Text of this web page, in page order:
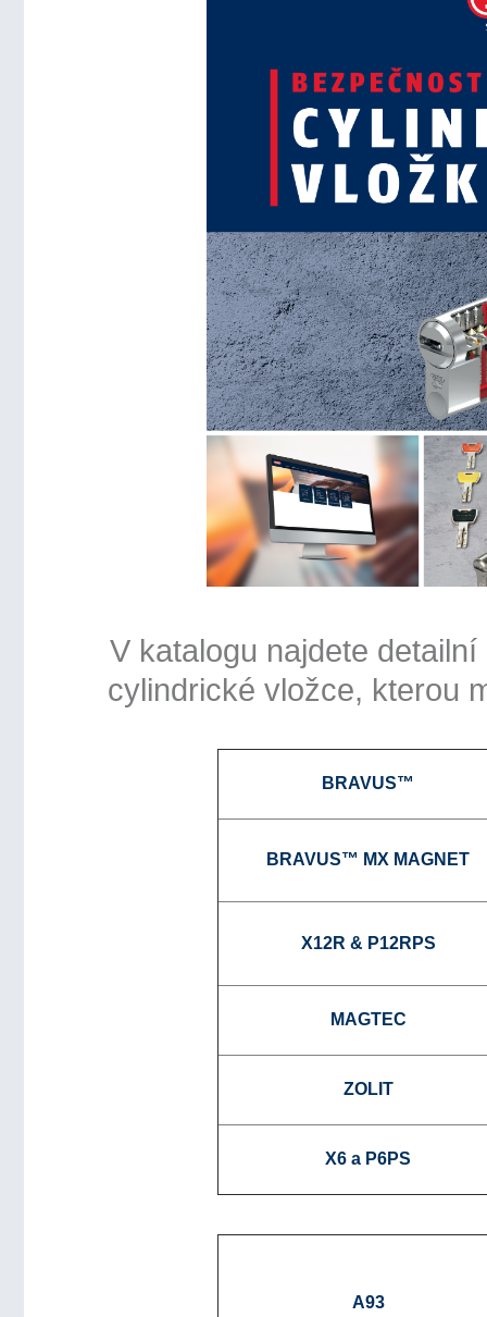
V katalogu najdete
cylindrické vložce, kterou
BRAVUS™
BRAVUS™ MX MAGNET
X12R & P12RPS
MAGTEC
ZOLIT
X6 a P6PS
A93